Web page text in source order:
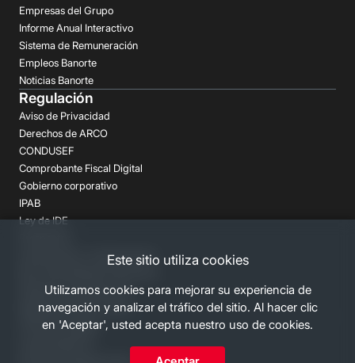
Este sitio utiliza cookies
Utilizamos cookies para mejorar su experiencia de
navegación y analizar el tráfico del sitio. Al hacer clic
en 'Aceptar', usted acepta nuestro uso de cookies.
Empresas del Grupo
Informe Anual Interactivo
Sistema de Remuneración
Empleos Banorte
Noticias Banorte
Regulación
Aviso de Privacidad
Derechos de ARCO
CONDUSEF
Comprobante Fiscal Digital
Gobierno corporativo
IPAB
Ley de IDE
Aclaraciones y reclamaciones
Despachos de Cobranza
Regulación FATCA-CRS
Términos Legales